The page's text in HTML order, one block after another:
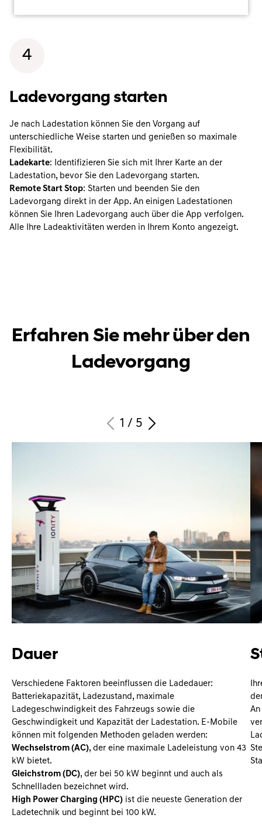
4
Ladevorgang starten
Je nach Ladestation können Sie den Vorgang auf
unterschiedliche Weise starten und genießen so maximale
Flexibilität.
Ladekarte: Identifizieren Sie sich mit Ihrer Karte an der
Ladestation, bevor Sie den Ladevorgang starten.
Remote Start Stop: Starten und beenden Sie den
Ladevorgang direkt in der App. An einigen Ladestationen
können Sie Ihren Ladevorgang auch über die App verfolgen.
Alle Ihre Ladeaktivitäten werden in Ihrem Konto angezeigt.
Erfahren Sie mehr über den
Ladevorgang
1 / 5
Dauer
Verschiedene Faktoren beeinflussen die Ladedauer:
Batteriekapazität, Ladezustand, maximale
Ladegeschwindigkeit des Fahrzeugs sowie die
Geschwindigkeit und Kapazität der Ladestation. E-Mobile
können mit folgenden Methoden geladen werden:
Wechselstrom (AC), der eine maximale Ladeleistung von 43
kW bietet.
Gleichstrom (DC), der bei 50 kW beginnt und auch als
Schnellladen bezeichnet wird.
High Power Charging (HPC) ist die neueste Generation der
Ladetechnik und beginnt bei 100 kW.